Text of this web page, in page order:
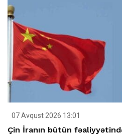
07 Avqust 2026 13:01
Çin İranın bütün